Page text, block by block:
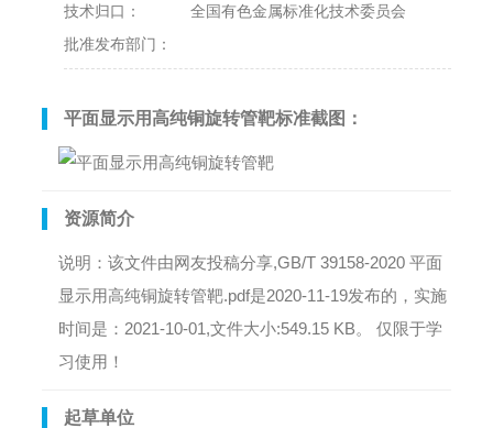
技术归口：
全国有色金属标准化技术委员会
批准发布部门：
平面显示用高纯铜旋转管靶标准截图：
资源简介
说明：该文件由网友投稿分享,GB/T 39158-2020 平面
显示用高纯铜旋转管靶.pdf是2020-11-19发布的，实施
时间是：2021-10-01,文件大小:549.15 KB。 仅限于学
习使用！
起草单位